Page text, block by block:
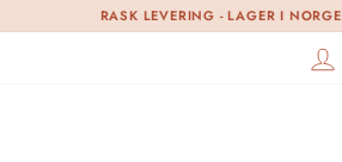
RASK LEVERING - LAGER I NORGE